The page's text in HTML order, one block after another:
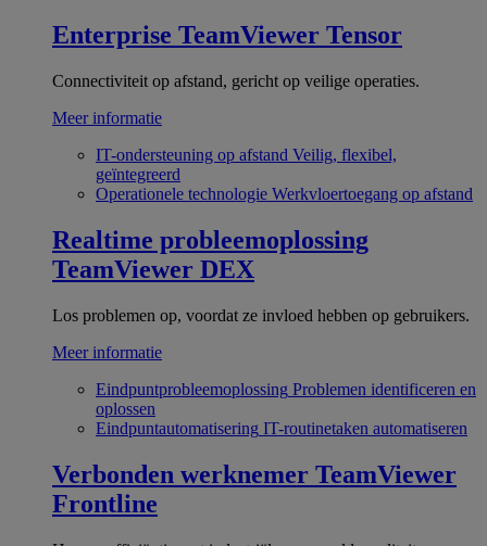
Enterprise TeamViewer Tensor
Connectiviteit op afstand, gericht op veilige operaties.
Meer informatie
IT-ondersteuning op afstand Veilig, flexibel,
geïntegreerd
Operationele technologie Werkvloertoegang op afstand
Realtime probleemoplossing
TeamViewer DEX
Los problemen op, voordat ze invloed hebben op gebruikers.
Meer informatie
Eindpuntprobleemoplossing Problemen identificeren en
oplossen
Eindpuntautomatisering IT-routinetaken automatiseren
Verbonden werknemer TeamViewer
Frontline